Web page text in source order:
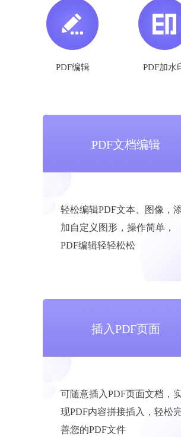
PDF编辑 PDF加水
PDF文档编辑
轻松编辑PDF文本、图像，
加自定义图形，操作简单，
PDF编辑轻轻松松
插入PDF页面
可随意插入PDF页面文档，
现PDF内容拼接插入，轻松
善您的PDF文件